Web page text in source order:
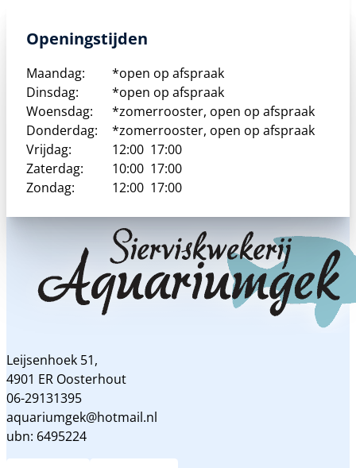
Leijsenhoek 51,
4901 ER Oosterhout
06-29131395
aquariumgek@hotmail.nl
ubn: 6495224
Openingstijden
Maandag:
*open op afspraak
Dinsdag:
*open op afspraak
Woensdag:
*zomerrooster, open op afspraak
Donderdag:
*zomerrooster, open op afspraak
Vrijdag:
12:00 17:00
Zaterdag:
10:00 17:00
Zondag:
12:00 17:00